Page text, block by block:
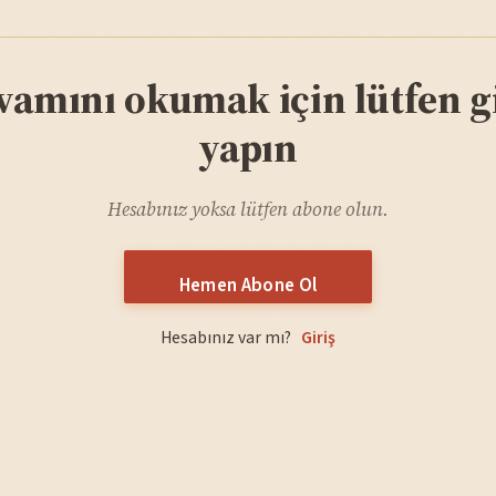
okumak için lütfen
yapın
Hesabınız yoksa lütfen abone olun.
Hemen Abone Ol
Hesabınız var mı? Giriş